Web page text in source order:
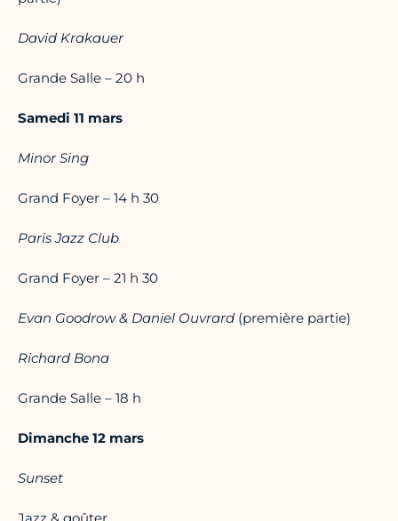
David Krakauer
Grande Salle – 20 h
Samedi 11 mars
Minor Sing
Grand Foyer – 14 h 30
Paris Jazz Club
Grand Foyer – 21 h 30
Evan Goodrow & Daniel Ouvrard (première partie)
Richard Bona
Grande Salle – 18 h
Dimanche 12 mars
Sunset